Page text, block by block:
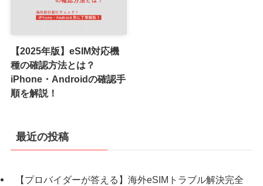
【2025年版】eSIM対応機
種の確認方法とは？
iPhone・Androidの確認手
順を解説！
最近の投稿
【プロバイダーが答える】海外eSIMトラブル解決完全